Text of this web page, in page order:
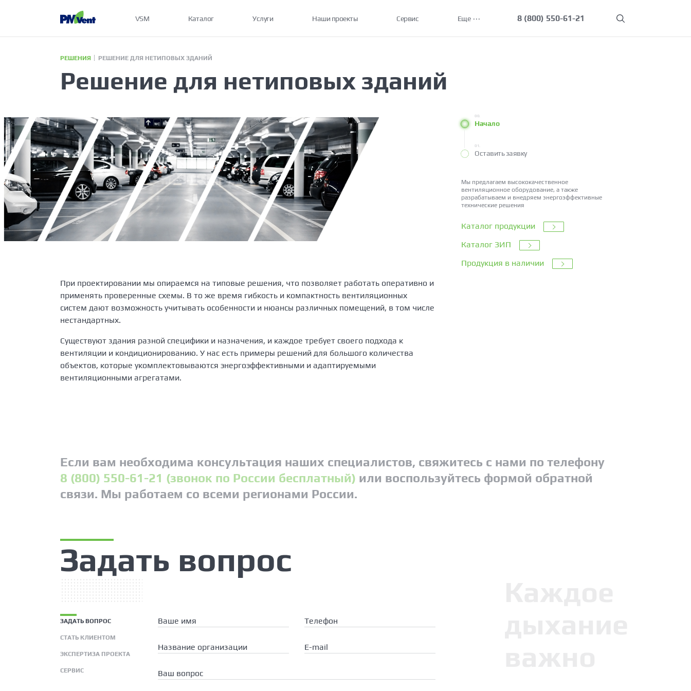
VSM Каталог Услуги Наши проекты Сервис Еще 8 (800) 550-61-21
РЕШЕНИЯ РЕШЕНИЕ ДЛЯ НЕТИПОВЫХ ЗДАНИЙ
Решение для нетиповых зданий
При проектировании мы опираемся на типовые решения, что позволяет работать оперативно и
применять проверенные схемы. В то же время гибкость и компактность вентиляционных
систем дают возможность учитывать особенности и нюансы различных помещений, в том числе
нестандартных.
Существуют здания разной специфики и назначения, и каждое требует своего подхода к
вентиляции и кондиционированию. У нас есть примеры решений для большого количества
объектов, которые укомплектовываются энергоэффективными и адаптируемыми
вентиляционными агрегатами.
00.
Начало
01.
Оставить заявку
Мы предлагаем высококачественное
вентиляционное оборудование, а также
разрабатываем и внедряем энергоэффективные
технические решения
Каталог продукции
Каталог ЗИП
Продукция в наличии
Если вам необходима консультация наших специалистов, свяжитесь с нами по телефону
8 (800) 550-61-21 (звонок по России бесплатный) или воспользуйтесь формой обратной
связи. Мы работаем со всеми регионами России.
Задать вопрос
ЗАДАТЬ ВОПРОС
СТАТЬ КЛИЕНТОМ
ЭКСПЕРТИЗА ПРОЕКТА
СЕРВИС
Ваше имя Телефон
Название организации E-mail
Ваш вопрос